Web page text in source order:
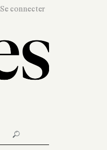
Se connecter
🔎